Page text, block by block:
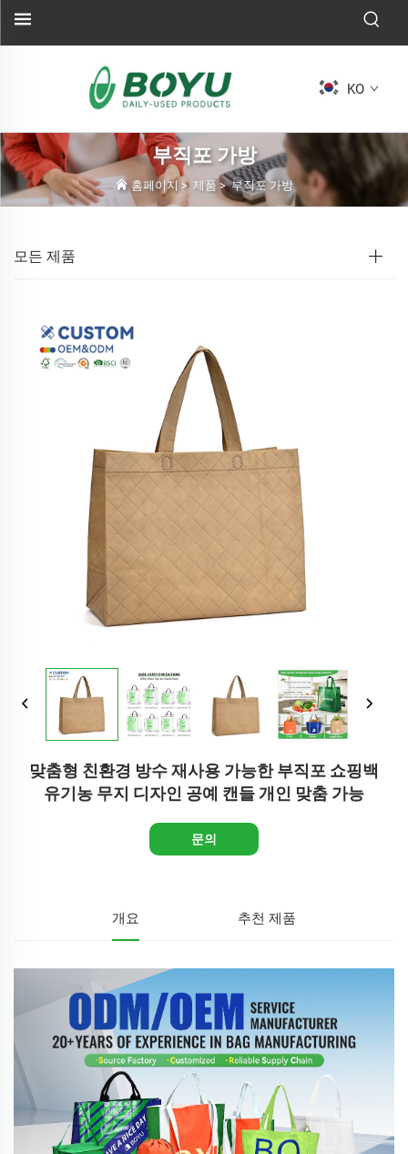
KO
부직포 가방
홈페이지 > 제품 >부직포 가방
모든 제품
맞춤형 친환경 방수 재사용 가능한 부직포 쇼핑백
유기농 무지 디자인 공예 캔들 개인 맞춤 가능
문의
개요 추천 제품